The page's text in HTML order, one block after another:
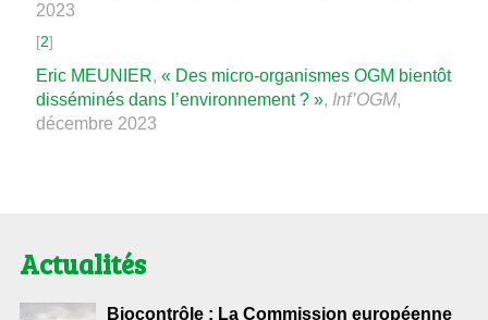
2023
[2]
Eric MEUNIER, « Des micro-organismes OGM bientôt
disséminés dans l’environnement ? », Inf’OGM,
décembre 2023
Actualités
Biocontrôle : La Commission européenne